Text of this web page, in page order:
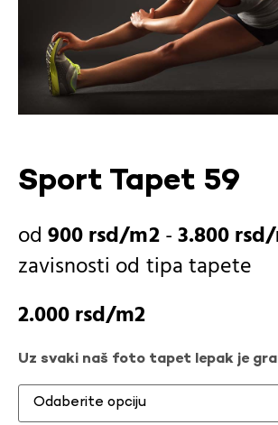
Sport Tapet 59
900rsd -3.800rsd
zavisnosti od tipa tapete
2.000rsd
Uz svaki naš foto tapet lepak je